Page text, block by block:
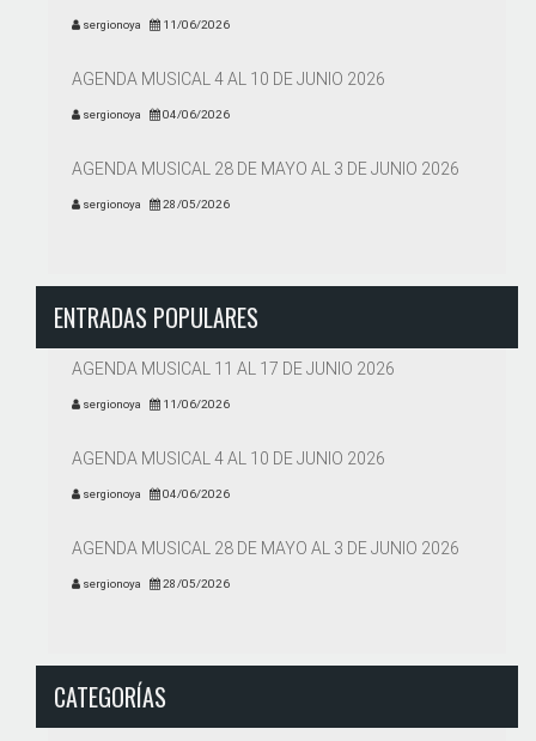
sergionoya 11/06/2026
AGENDA MUSICAL 4 AL 10 DE JUNIO 2026
sergionoya 04/06/2026
AGENDA MUSICAL 28 DE MAYO AL 3 DE JUNIO 2026
sergionoya 28/05/2026
ENTRADAS POPULARES
AGENDA MUSICAL 11 AL 17 DE JUNIO 2026
sergionoya 11/06/2026
AGENDA MUSICAL 4 AL 10 DE JUNIO 2026
sergionoya 04/06/2026
AGENDA MUSICAL 28 DE MAYO AL 3 DE JUNIO 2026
sergionoya 28/05/2026
CATEGORÍAS